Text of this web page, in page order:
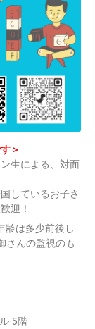
＞
生による、対面
しているお子さ
迎！
齢は多少前後し
さんの監視のも
5階